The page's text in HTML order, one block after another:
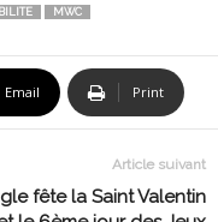
MWC
Email Print
Article suivant
fête la Saint Valentin